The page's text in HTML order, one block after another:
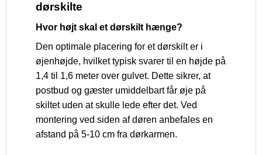
dørskilte
Hvor højt skal et dørskilt hænge?
Den optimale placering for et dørskilt er i
øjenhøjde, hvilket typisk svarer til en højde på
1,4 til 1,6 meter over gulvet. Dette sikrer, at
postbud og gæster umiddelbart får øje på
skiltet uden at skulle lede efter det. Ved
montering ved siden af døren anbefales en
afstand på 5-10 cm fra dørkarmen.